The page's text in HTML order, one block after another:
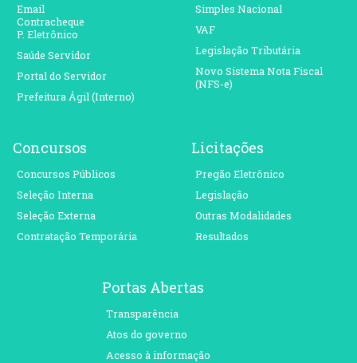
Email
Contracheque
P. Eletrônico
Saúde Servidor
Portal do Servidor
Prefeitura Ágil (Interno)
Simples Nacional
VAF
Legislação Tributária
Novo Sistema Nota Fiscal
(NFS-e)
Concursos
Concursos Públicos
Seleção Interna
Seleção Externa
Contratação Temporária
Licitações
Pregão Eletrônico
Legislação
Outras Modalidades
Resultados
Portas Abertas
Transparência
Atos do governo
Acesso à informação